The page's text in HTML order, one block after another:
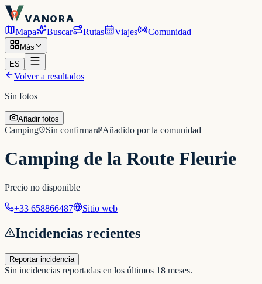
VANORA
Mapa Buscar Rutas Viajes Comunidad
Más
ES
Volver a resultados
Sin fotos
Añadir fotos
Camping Sin confirmar Añadido por la comunidad
Camping de la Route Fleurie
Precio no disponible
+33 658866487 Sitio web
Incidencias recientes
Reportar incidencia
Sin incidencias reportadas en los últimos 18 meses.